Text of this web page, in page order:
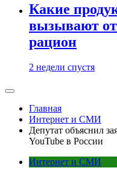
Какие
вызывают
рацион
2 недели спустя
Главная
Интернет и СМИ
Депутат объяснил
YouTube в России
Интернет и СМИ